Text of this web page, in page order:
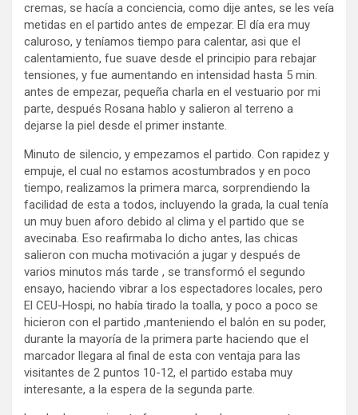
cremas, se hacía a conciencia, como dije antes, se les veía
metidas en el partido antes de empezar. El día era muy
caluroso, y teníamos tiempo para calentar, asi que el
calentamiento, fue suave desde el principio para rebajar
tensiones, y fue aumentando en intensidad hasta 5 min.
antes de empezar, pequeña charla en el vestuario por mi
parte, después Rosana hablo y salieron al terreno a
dejarse la piel desde el primer instante.
Minuto de silencio, y empezamos el partido. Con rapidez y
empuje, el cual no estamos acostumbrados y en poco
tiempo, realizamos la primera marca, sorprendiendo la
facilidad de esta a todos, incluyendo la grada, la cual tenía
un muy buen aforo debido al clima y el partido que se
avecinaba. Eso reafirmaba lo dicho antes, las chicas
salieron con mucha motivación a jugar y después de
varios minutos más tarde , se transformó el segundo
ensayo, haciendo vibrar a los espectadores locales, pero
El CEU-Hospi, no había tirado la toalla, y poco a poco se
hicieron con el partido ,manteniendo el balón en su poder,
durante la mayoría de la primera parte haciendo que el
marcador llegara al final de esta con ventaja para las
visitantes de 2 puntos 10-12, el partido estaba muy
interesante, a la espera de la segunda parte.